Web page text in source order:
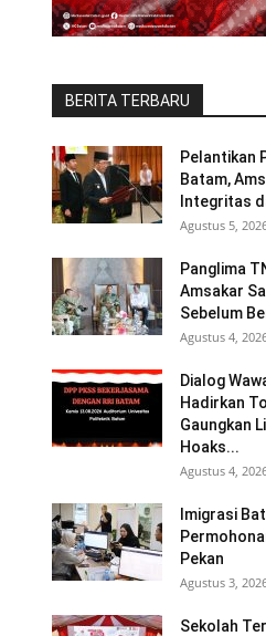
BERITA TERBARU
Pelantikan
Batam,
Integritas
Agustus 5,
Panglima
Amsakar
Sebelum
Agustus 4,
Dialog
Hadirkan
Gaungkan
Hoaks...
Agustus 4,
Imigrasi
Pekan
Agustus 3,
Sekolah